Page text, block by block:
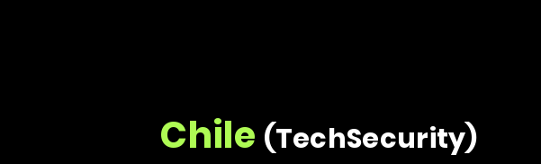
Chile (TechSecurity)